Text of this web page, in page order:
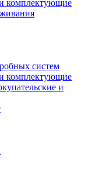
комплектующие
систем
комплектующие
и